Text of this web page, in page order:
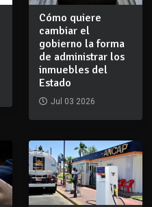
Cómo quiere
cambiar el
gobierno la forma
de administrar los
inmuebles del
Estado
Jul 03 2026